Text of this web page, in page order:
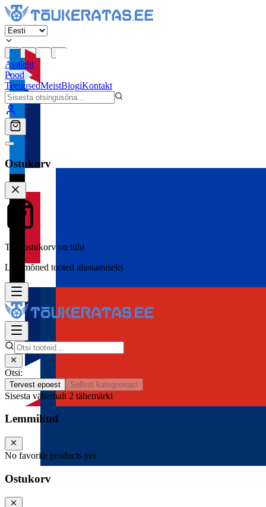
Avaleht
Pood
TeenusedMeistBlogiKontakt
Ostukorv
Teie ostukorv on tühi
Lisa mõned tooted alustamiseks
Otsi:
Tervest epoest Sellest kategooriast
Sisesta vähemalt 2 tähemärki
Lemmikud
No favorite products yet
Ostukorv